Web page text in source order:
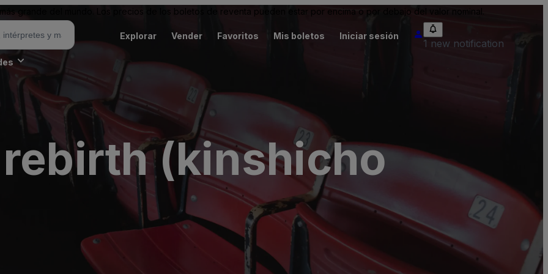
grande del mundo. Los precios de los boletos de reventa pueden estar por encima o por debajo del valor nominal.
Explorar Vender Favoritos Mis boletos Iniciar sesión
1 new notification
(kinshicho